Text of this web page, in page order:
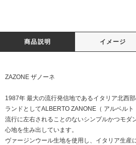
商品説明 イメージ
ZAZONE ザノーネ
1987年 最大の流行発信地であるイタリア北西
ランドとしてALBERTO ZANONE（ アルベルト
流行に左右されることのないシンプルかつモダ
心地を生み出しています。
ヴァージンウール生地を使用し、イタリア生産